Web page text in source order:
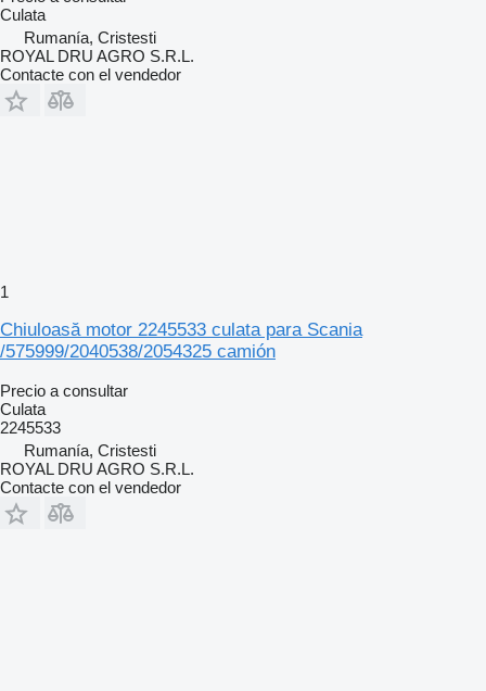
Culata
Rumanía, Cristesti
ROYAL DRU AGRO S.R.L.
Contacte con el vendedor
1
Chiuloasă motor 2245533 culata para Scania
/575999/2040538/2054325 camión
Precio a consultar
Culata
2245533
Rumanía, Cristesti
ROYAL DRU AGRO S.R.L.
Contacte con el vendedor